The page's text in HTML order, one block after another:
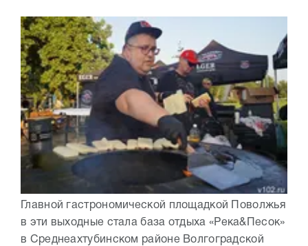
Главной гастрономической площадкой Поволжья
в эти выходные стала база отдыха «Река&Песок»
в Среднеахтубинском районе Волгоградской